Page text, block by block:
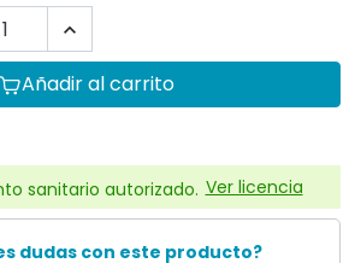

Añadir al carrito
sanitario autorizado. Ver licencia
dudas con este producto?